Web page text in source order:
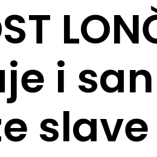
i
slave